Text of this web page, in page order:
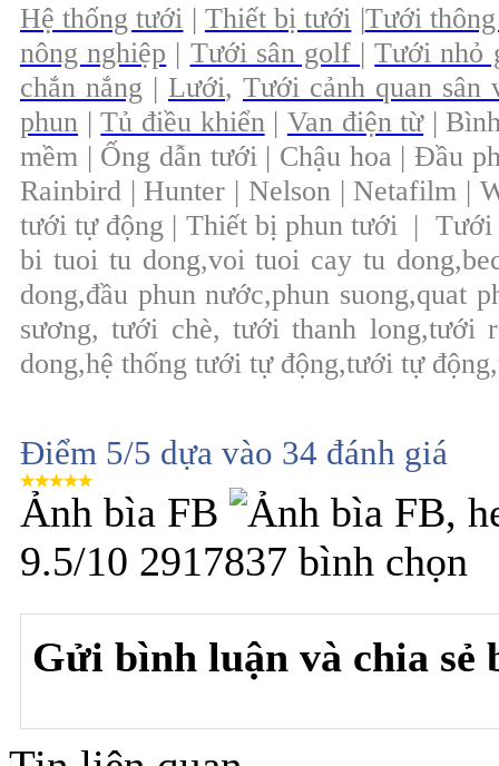
Hệ thống tưới | Thiết bị tưới |Tưới
nông nghiệp | Tưới sân golf |Tưới nhỏ
chắn nắng | Lưới, Tưới cảnh quan
phun |Tủ điều khiển| Van điện từ|
mềm | Ống dẫn tưới | Chậu hoa | Đầu
Rainbird | Hunter | Nelson | Netafilm |
tưới tự động | Thiết bị phun tưới | Tưới
bi tuoi tu dong,voi tuoi cay tu
dong,đầu phun nước,phun suong,quat
sương, tưới chè, tưới thanh long,tưới
dong,hệ thống tưới tự động,tưới tự
Điểm 5/5 dựa vào 34 đánh giá
Ảnh bìa FB
9.5/10 2917837 bình chọn
Gửi bình luận và chia sẻ